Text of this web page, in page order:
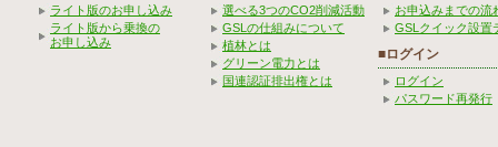
ライト版のお申し込み
ライト版から乗換の
お申し込み
選べる3つのCO2削減活動
GSLの仕組みについて
植林とは
グリーン電力とは
国連認証排出権とは
お申込みまでの流
GSLクイック設置
■ログイン
ログイン
パスワード再発行